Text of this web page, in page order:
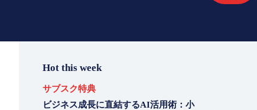
Hot this week
サブスク特典
ビジネス成長に直結するAI活用術：小